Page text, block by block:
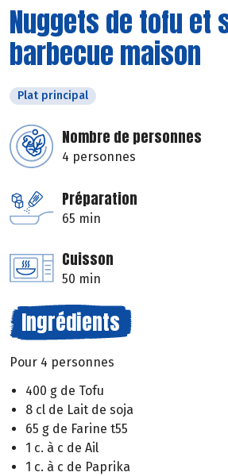
Nuggets de tofu et
barbecue maison
Plat principal
Nombre de personnes
4 personnes
Préparation
65 min
Cuisson
50 min
Ingrédients
Pour 4 personnes
400 g de Tofu
8 cl de Lait de soja
65 g de Farine t55
1 c. à c de Ail
1 c. à c de Paprika